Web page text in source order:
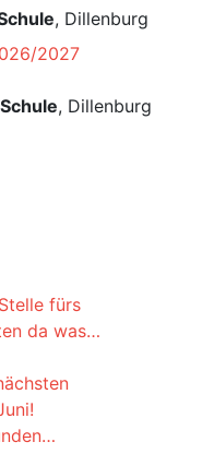
, Dillenburg
2027
, Dillenburg
fürs
da was…